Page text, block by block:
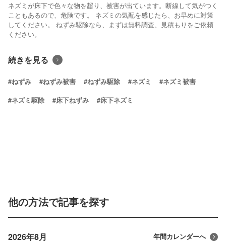
ネズミが床下で色々な物を齧り、被害が出ています。断線して気がつく
こともあるので、危険です。 ネズミの気配を感じたら、お早めに対策
してください。 ねずみ駆除なら、まずは無料調査、見積もりをご依頼
ください。
続きを見る
#ねずみ #ねずみ被害 #ねずみ駆除 #ネズミ #ネズミ被害
#ネズミ駆除 #床下ねずみ #床下ネズミ
他の方法で記事を探す
2026年8月 年間カレンダーへ